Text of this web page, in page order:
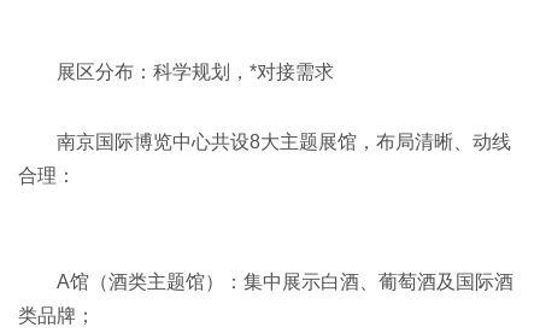
展区分布：科学规划，*对接需求‌
南京国际博览中心共设8大主题展馆，布局清晰、动线
合理：
A馆（酒类主题馆）‌：集中展示白酒、葡萄酒及国际酒
类品牌；